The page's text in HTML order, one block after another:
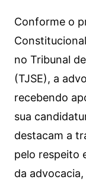
Conforme o
no Tribunal
(TJSE), a
recebendo
sua
destacam a
pelo respeito
da